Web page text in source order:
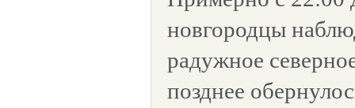
новгородцы
радужное
позднее